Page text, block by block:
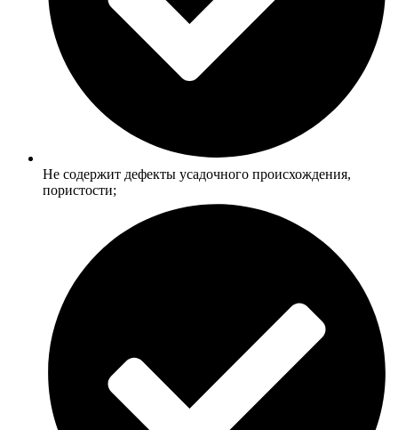
Не содержит дефекты усадочного происхождения,
пористости;